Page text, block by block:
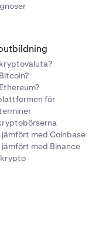
för
jämfört med Coinbase
jämfört med Binance
krypto